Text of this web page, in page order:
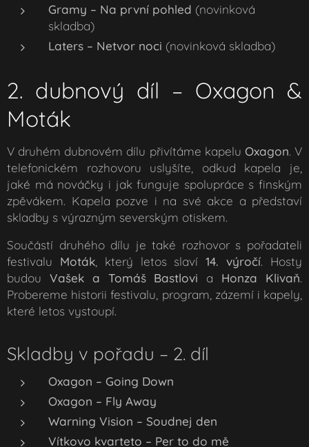
Gramy – Na první pohled (novinková
skladba)
Laters – Netvor noci (novinková skladba)
2. dubnový díl – Oxagon &
Moták
V druhém dubnovém dílu přivítáme kapelu Oxagon. V
telefonickém rozhovoru uslyšíte, odkud kapela je,
jaké má nováčky i jak funguje spolupráce s finským
zpěvákem. Kapela pozve i na své akce a představí
skladby s výrazným severským otiskem.
Součástí druhého dílu je také rozhovor s pořadateli
festivalu Moták, který letos slaví14. výročí. Hosty
budou Vašek a Tomáš Bastlovi a Honza Klivaň.
Probereme historii festivalu, program, zázemí i kapely,
které letos vystoupí.
Skladby v pořadu – 2. díl
Oxagon – Going Down
Oxagon – Fly Away
Warning Vision – Soudnej den
Vítkovo kvarteto – Per to do mě